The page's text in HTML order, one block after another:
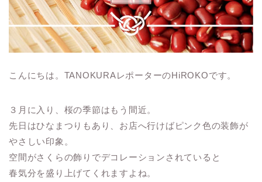
こんにちは。TANOKURAレポーターのHiROKOです。
３月に入り、桜の季節はもう間近。
先日はひなまつりもあり、お店へ行けばピンク色の装飾が
やさしい印象。
空間がさくらの飾りでデコレーションされていると
春気分を盛り上げてくれますよね。